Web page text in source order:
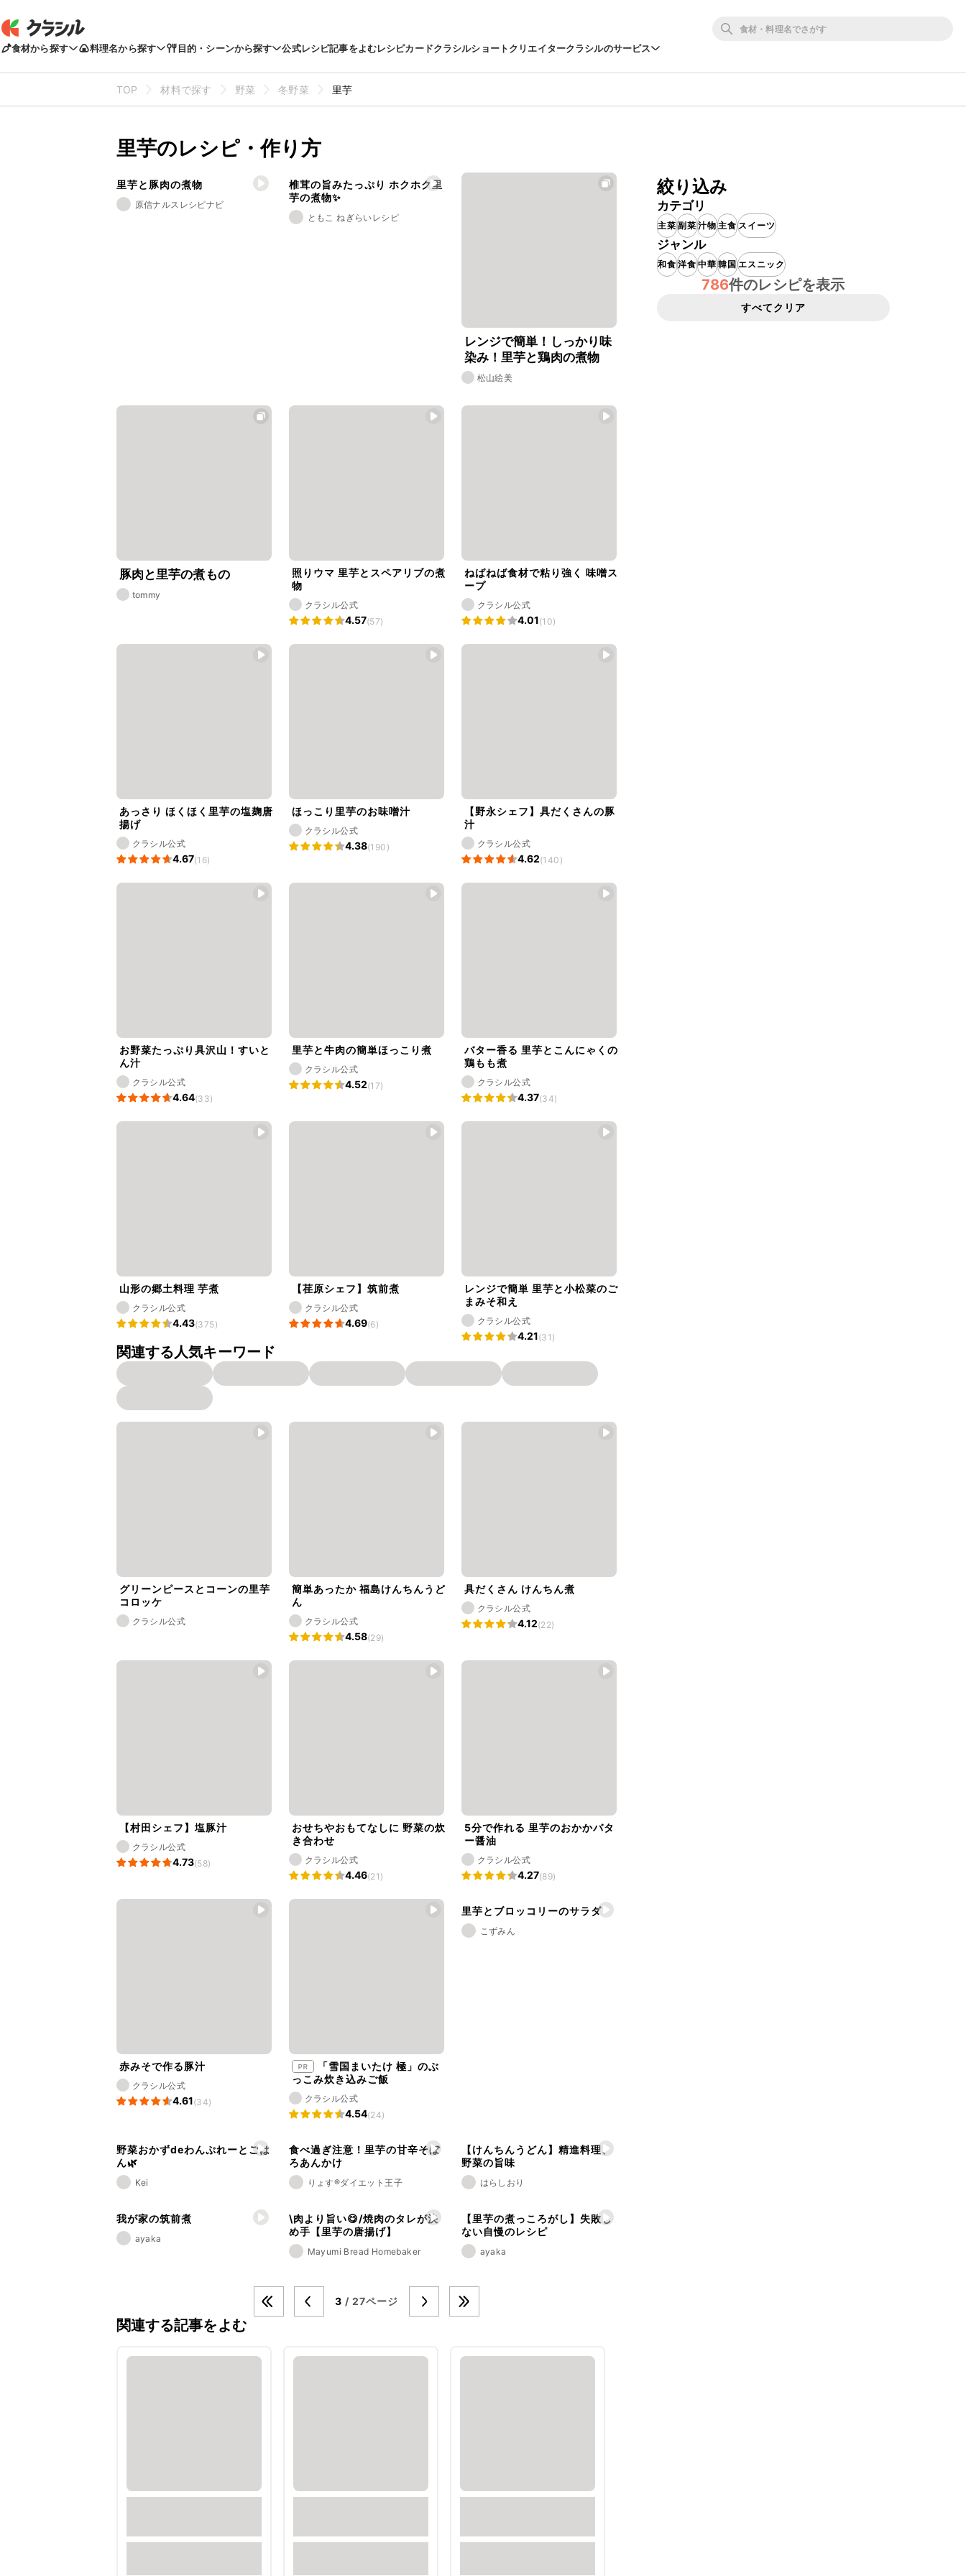
食材から探す 料理名から探す 目的・シーンから探す 公式レシピ記事をよむレシピカードクラシルショートクリエイタークラシルのサービス
TOP 材料で探す 野菜 冬野菜 里芋
里芋のレシピ・作り方
里芋と豚肉の煮物
原信ナルスレシピナビ
椎茸の旨みたっぷり ホクホク里
芋の煮物✨
ともこ ねぎらいレシピ
レンジで簡単！しっかり味
染み！里芋と鶏肉の煮物
松山絵美
豚肉と里芋の煮もの
tommy
照りウマ 里芋とスペアリブの煮
物
クラシル公式
4.57(57)
ねばねば食材で粘り強く 味噌ス
ープ
クラシル公式
4.01(10)
あっさり ほくほく里芋の塩麹唐
揚げ
クラシル公式
4.67(16)
ほっこり里芋のお味噌汁
クラシル公式
4.38(190)
【野永シェフ】具だくさんの豚
汁
クラシル公式
4.62(140)
お野菜たっぷり具沢山！すいと
ん汁
クラシル公式
4.64(33)
里芋と牛肉の簡単ほっこり煮
クラシル公式
4.52(17)
バター香る 里芋とこんにゃくの
鶏もも煮
クラシル公式
4.37(34)
山形の郷土料理 芋煮
クラシル公式
4.43(375)
【荏原シェフ】筑前煮
クラシル公式
4.69(6)
レンジで簡単 里芋と小松菜のご
まみそ和え
クラシル公式
4.21(31)
関連する人気キーワード
グリーンピースとコーンの里芋
コロッケ
クラシル公式
簡単あったか 福島けんちんうど
ん
クラシル公式
4.58(29)
具だくさん けんちん煮
クラシル公式
4.12(22)
【村田シェフ】塩豚汁
クラシル公式
4.73(58)
おせちやおもてなしに 野菜の炊
き合わせ
クラシル公式
4.46(21)
5分で作れる 里芋のおかかバタ
ー醤油
クラシル公式
4.27(89)
赤みそで作る豚汁
クラシル公式
4.61(34)
っこみ炊き込みご飯
クラシル公式
4.54(24)
里芋とブロッコリーのサラダ
こずみん
野菜おかずdeわんぷれーとごは
ん🌿
Kei
食べ過ぎ注意！里芋の甘辛そぼ
ろあんかけ
りょす®️ダイエット王子
【けんちんうどん】精進料理、
野菜の旨味
はらしおり
我が家の筑前煮
ayaka
\肉より旨い😋/焼肉のタレが決
め手【里芋の唐揚げ】
Mayumi Bread Homebaker
【里芋の煮っころがし】失敗し
ない自慢のレシピ
ayaka
3 / 27ページ
関連する記事をよむ
絞り込み
カテゴリ
主菜副菜汁物主食スイーツ
ジャンル
和食洋食中華韓国エスニック
786件のレシピを表示
すべてクリア